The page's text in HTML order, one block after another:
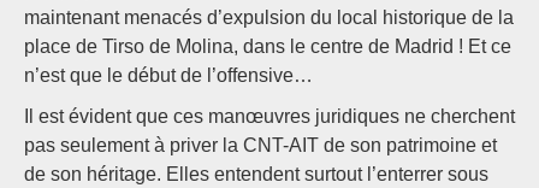
maintenant menacés d’expulsion du local historique de la
place de Tirso de Molina, dans le centre de Madrid ! Et ce
n’est que le début de l’offensive…
Il est évident que ces manœuvres juridiques ne cherchent
pas seulement à priver la CNT-AIT de son patrimoine et
de son héritage. Elles entendent surtout l’enterrer sous